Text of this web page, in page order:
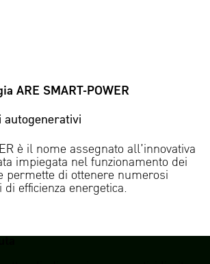
ARE SMART-POWER
è il nome assegnato all’innovativa
impiegata nel funzionamento dei
permette di ottenere numerosi
efficienza energetica.